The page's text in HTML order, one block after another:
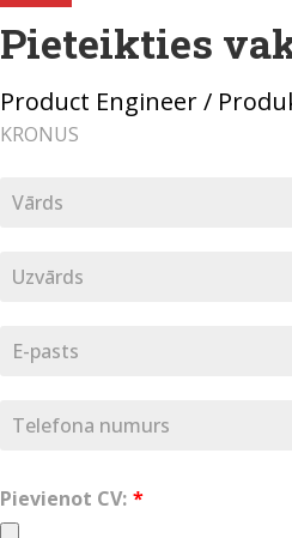
Pieteikties
Product Engineer /
KRONUS
Pievienot CV: